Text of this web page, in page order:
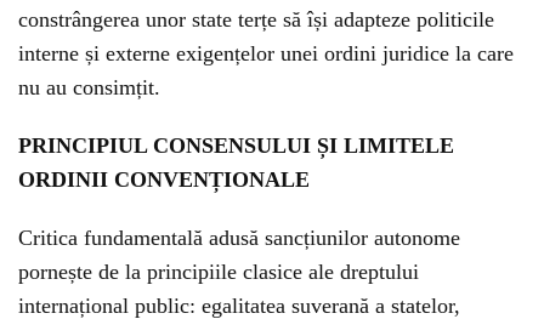
constrângerea unor state terțe să își adapteze politicile
interne și externe exigențelor unei ordini juridice la care
nu au consimțit.
PRINCIPIUL CONSENSULUI ȘI LIMITELE
ORDINII CONVENȚIONALE
Critica fundamentală adusă sancțiunilor autonome
pornește de la principiile clasice ale dreptului
internațional public: egalitatea suverană a statelor,